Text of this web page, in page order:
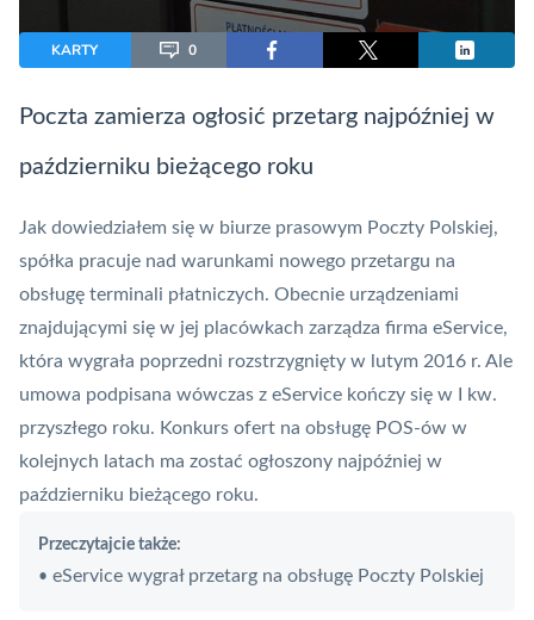
KARTY 0
Poczta zamierza ogłosić przetarg najpóźniej w
październiku bieżącego roku
Jak dowiedziałem się w biurze prasowym Poczty Polskiej,
spółka pracuje nad warunkami nowego przetargu na
obsługę terminali płatniczych. Obecnie urządzeniami
znajdującymi się w jej placówkach zarządza firma eService,
która wygrała poprzedni rozstrzygnięty w lutym 2016 r. Ale
umowa podpisana wówczas z eService kończy się w I kw.
przyszłego roku. Konkurs ofert na obsługę POS-ów w
kolejnych latach ma zostać ogłoszony najpóźniej w
październiku bieżącego roku.
Przeczytajcie także:
• eService wygrał przetarg na obsługę Poczty Polskiej